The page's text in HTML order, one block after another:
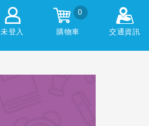
未登入
0
購物車 交通資訊